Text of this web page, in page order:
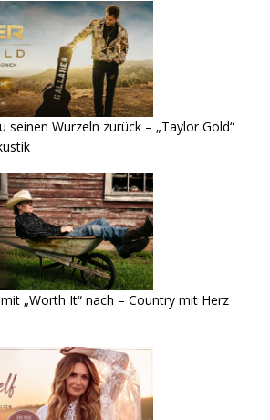
seinen Wurzeln zurück – „Taylor Gold“
„Worth It“ nach – Country mit Herz